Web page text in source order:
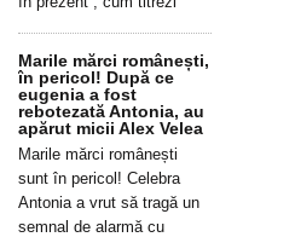
Marile mărci românești,
în pericol! După ce
eugenia a fost
rebotezată Antonia, au
apărut micii Alex Velea
Marile mărci românești
sunt în pericol! Celebra
Antonia a vrut să tragă un
semnal de alarmă cu